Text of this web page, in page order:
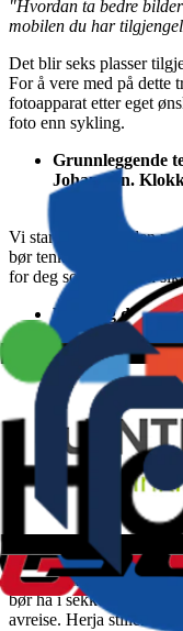
"Hvordan ta bedre
mobilen du har
Det blir seks plasser
For å vere med på dette
fotoapparat etter eget
foto enn sykling.
Grunnleggende
Johansson.
Vi starter fra grunden
bør tenke på for å
for deg som vil bli en
Hopp og dropp
klokken 12:00 -
Bli med Andreas ut i
sykkelen. Her vil du få
sykkelen og andre ting
Lørdag 22.
Mekking og
Klokken 10:00-
Her går damene i Herja
slange/slangeløst mm.
bør ha i sekken for en
avreise. Herja stiller